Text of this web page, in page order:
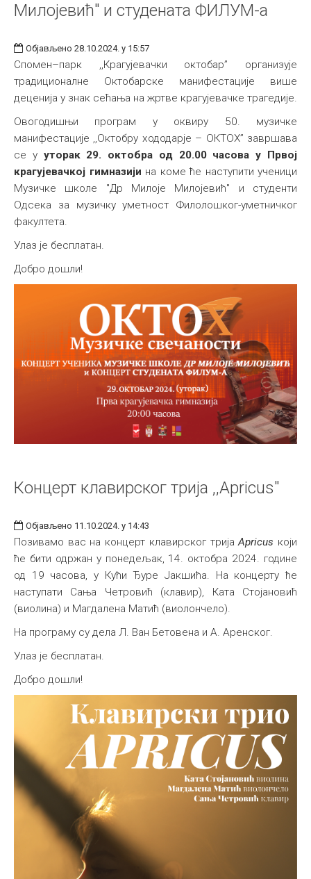
Милојевић" и студената ФИЛУМ-а
Објављено 28.10.2024. у 15:57
Спомен–парк ,,Крагујевачки октобар” организује
традиционалне Октобарске манифестације више
деценија у знак сећања на жртве крагујевачке трагедије.
Овогодишњи програм у оквиру 50. музичке
манифестације ,,Октобру хододарје – ОКТОХ” завршава
се у уторак 29. октобра од 20.00 часова у Првој
крагујевачкој гимназији на коме ће наступити ученици
Музичке школе "Др Милоје Милојевић" и студенти
Одсека за музичку уметност Филолошког-уметничког
факултета.
Улаз је бесплатан.
Добро дошли!
Концерт клавирског трија ,,Apricus"
Објављено 11.10.2024. у 14:43
Позивамо вас на концерт клавирског тријаApricus који
ће бити одржан у понедељак, 14. октобра 2024. године
од 19 часова, у Кући Ђуре Јакшићa. На концерту ће
наступати Сања Четровић (клавир), Ката Стојановић
(виолина) и Магдалена Матић (виолончело).
На програму су дела Л. Ван Бетовена и А. Аренског.
Улаз је бесплатан.
Добро дошли!